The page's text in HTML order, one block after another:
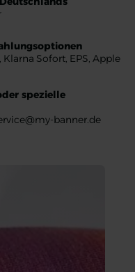
Klarna Sofort, EPS, Apple
spezielle
banner.de